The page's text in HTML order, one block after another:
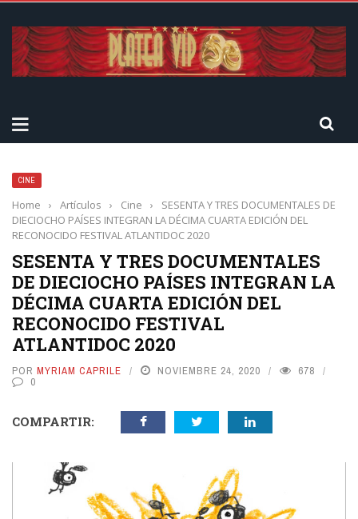
CINE
Home › Artículos › Cine ›
SESENTA Y TRES DOCUMENTALES DE
DIECIOCHO PAÍSES INTEGRAN LA DÉCIMA CUARTA EDICIÓN DEL
RECONOCIDO FESTIVAL ATLANTIDOC 2020
SESENTA Y TRES DOCUMENTALES
DE DIECIOCHO PAÍSES INTEGRAN LA
DÉCIMA CUARTA EDICIÓN DEL
RECONOCIDO FESTIVAL
ATLANTIDOC 2020
POR MYRIAM CAPRILE NOVIEMBRE 24, 2020
678
0
COMPARTIR: